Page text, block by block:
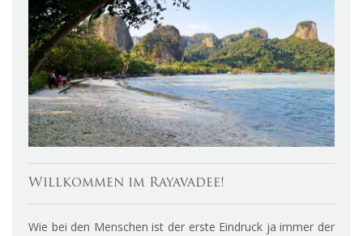
Willkommen im Rayavadee!
Wie bei den Menschen ist der erste Eindruck ja immer der